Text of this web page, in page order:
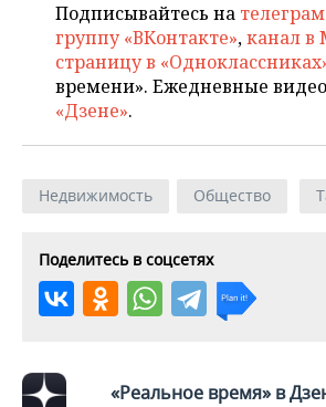
Подписывайтесь на
группу «ВКонтакте»,канал в
страницу в
времени». Ежедневные
«Дзене».
Недвижимость Общество
Поделитесь в соцсетях
«Реальное время» в